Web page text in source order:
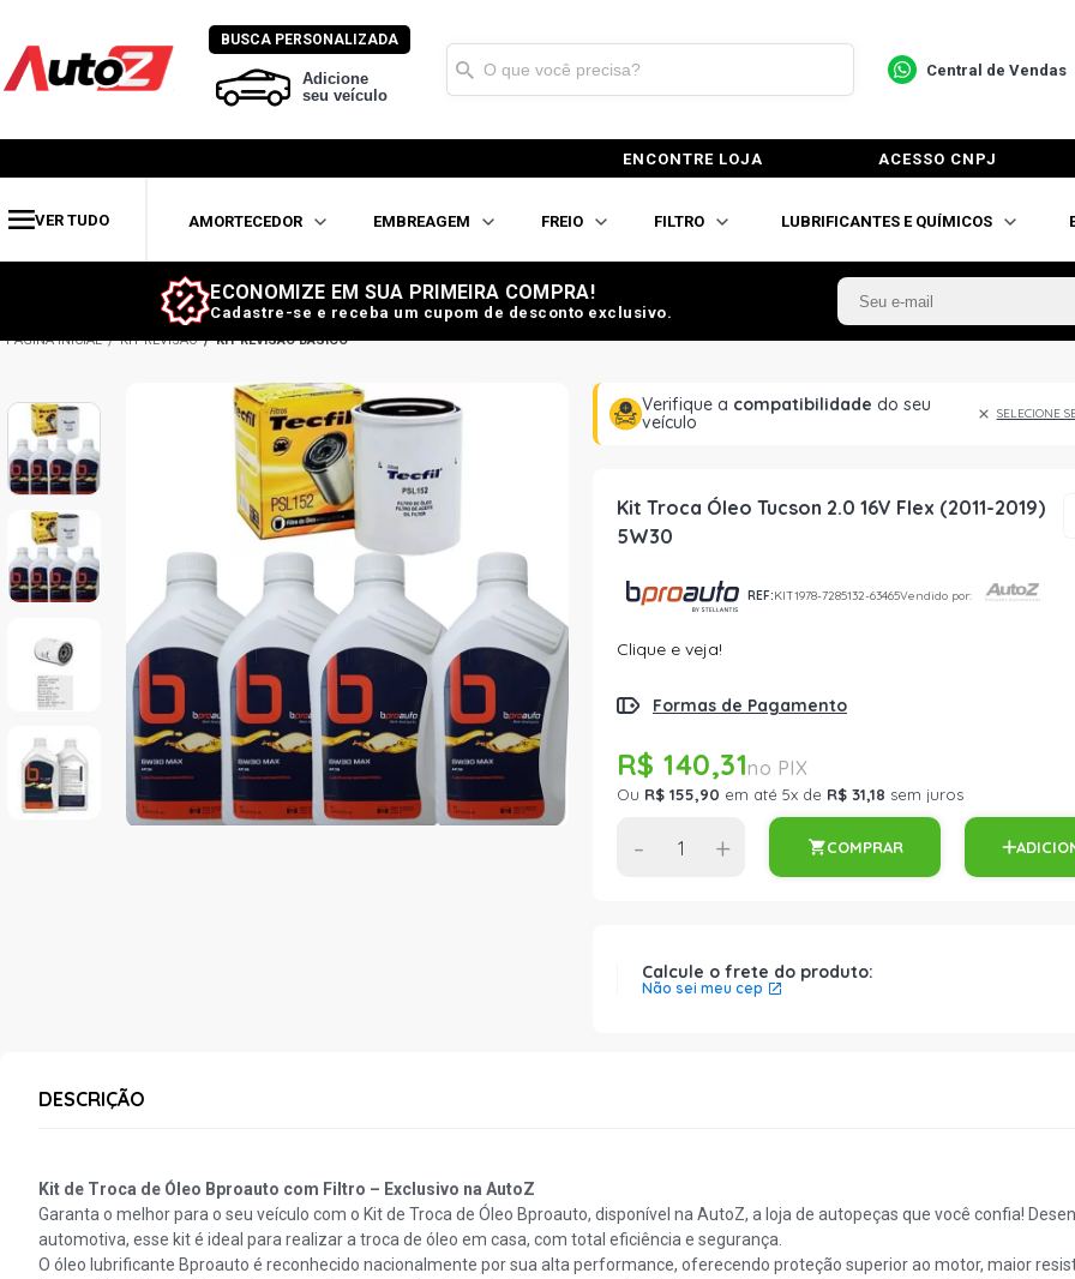
BUSCA PERSONALIZADA
Adicione
seu veículo
Central de Vendas
ENCONTRE LOJA ACESSO CNPJ
VER TUDO AMORTECEDOR EMBREAGEM FREIO FILTRO LUBRIFICANTES E QUÍMICOS
ECONOMIZE EM SUA PRIMEIRA COMPRA!
Cadastre-se e receba um cupom de desconto exclusivo.
KIT REVISÃO KIT REVISÃO BÁSICO
Verifique a compatibilidade do seu
veículo
SELECIONE
Kit Troca Óleo Tucson 2.0 16V Flex (2011-2019)
5W30
REF:KIT1978-7285132-63465Vendido por:
Clique e veja!
Formas de Pagamento
R$ 140,31
Ou R$ 155,90 em até 5x de R$ 31,18 sem juros
- + COMPRAR
Calcule o frete do produto:
Não sei meu cep
DESCRIÇÃO
Kit de Troca de Óleo Bproauto com Filtro – Exclusivo na AutoZ
Garanta o melhor para o seu veículo com o Kit de Troca de Óleo Bproauto, disponível na AutoZ, a loja de autopeças que você confia!
automotiva, esse kit é ideal para realizar a troca de óleo em casa, com total eficiência e segurança.
O óleo lubrificante Bproauto é reconhecido nacionalmente por sua alta performance, oferecendo proteção superior ao motor, maior